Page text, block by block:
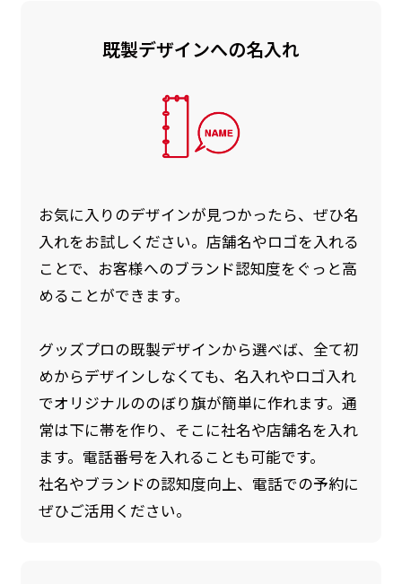
既製デザインへの名入れ
お気に入りのデザインが見つかったら、ぜひ名
入れをお試しください。店舗名やロゴを入れる
ことで、お客様へのブランド認知度をぐっと高
めることができます。
グッズプロの既製デザインから選べば、全て初
めからデザインしなくても、名入れやロゴ入れ
でオリジナルののぼり旗が簡単に作れます。通
常は下に帯を作り、そこに社名や店舗名を入れ
ます。電話番号を入れることも可能です。
社名やブランドの認知度向上、電話での予約に
ぜひご活用ください。
お急ぎ［ +330円 ］
お急ぎは翌営業日発送（基本12時締め切り)枚数
によって対応できない場合、ギリギリでも対応
できる場合もあります。防炎加工、トロピカル